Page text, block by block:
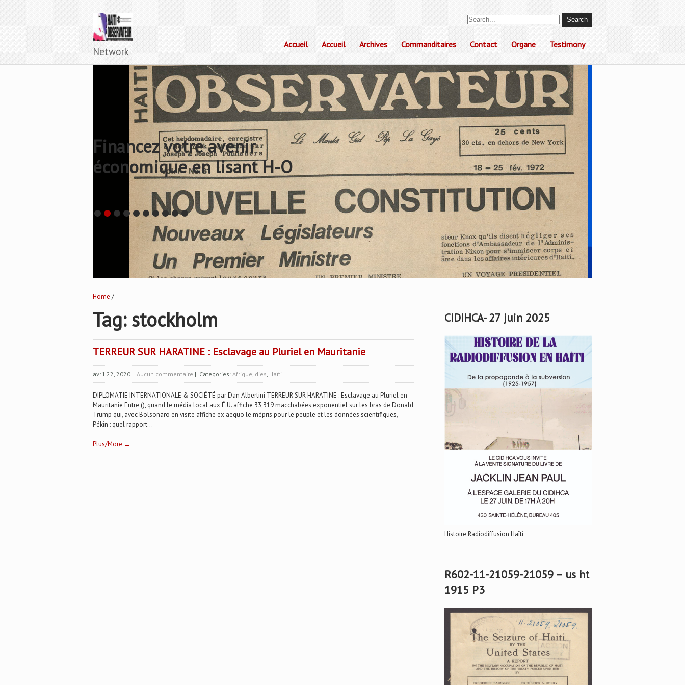
Network
Accueil Accueil Archives Commanditaires Contact Organe Testimony
Financez votre avenir
économique en lisant H-O
Home /
Tag: stockholm
TERREUR SUR HARATINE : Esclavage au Pluriel en Mauritanie
avril 22, 2020 | Aucun commentaire | Categories: Afrique, dies, Haïti
DIPLOMATIE INTERNATIONALE & SOCIÉTÉ par Dan Albertini TERREUR SUR HARATINE : Esclavage au Pluriel en
Mauritanie Entre (), quand le média local aux É.U. affiche 33,319 macchabées exponentiel sur les bras de Donald
Trump qui, avec Bolsonaro en visite affiche ex aequo le mépris pour le peuple et les données scientifiques,
Pékin : quel rapport...
Plus/More →
CIDIHCA- 27 juin 2025
Histoire Radiodiffusion Haïti
R602-11-21059-21059 – us ht
1915 P3